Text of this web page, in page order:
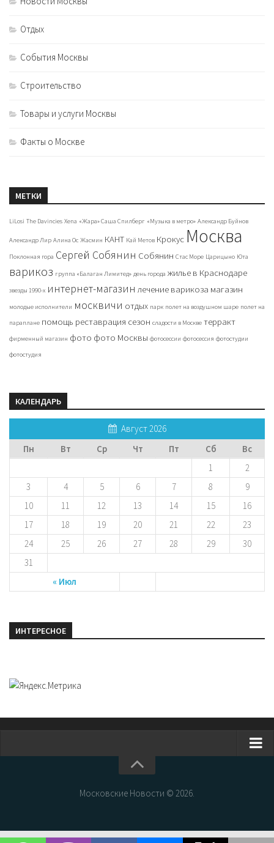
Отдых
События Москвы
Строительство
Товары и услуги Москвы
Факты о Москве
МЕТКИ
LiLosi The Davincies Xena «Жара» Саша Спилберг «Музыка в метро» Александр Буйнов
Александр Лир Алина Ос Жасмин КАНТ Кай Метов Крокус Москва
Поклонная гора Сергей Собянин Собянин Стас Море Царицыно Юта
варикоз группа «Балаган Лимитед» день города жилье в Краснодаре
звезды 1990-х интернет-магазин лечение варикоза магазин
молодые исполнители москвичи отдых парк полет на воздушном шаре полет на
параплане помощь реставрация сезон сладости в Москве терракт
фирменный магазин фото фото Москвы фотосессии фотосессия фотостудии
фотостудия
КАЛЕНДАРЬ
Август 2026
Пн
Вт Ср Чт Пт Сб Вс
« Июл
1
2
3
4 5 6 7 8
9
10
11 12 13 14 15
16
17
18 19 20 21 22
23
24
25 26 27 28 29
30
31
ИНТЕРЕСНОЕ
Новости Москвы
Интересные места Москвы
Московские Новости © 2026.